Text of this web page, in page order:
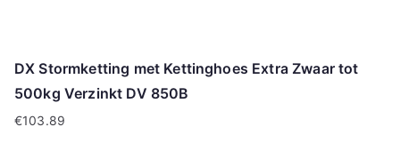
DX Stormketting met Kettinghoes Extra Zwaar tot
500kg Verzinkt DV 850B
€103.89